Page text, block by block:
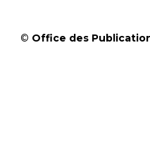
© Office des